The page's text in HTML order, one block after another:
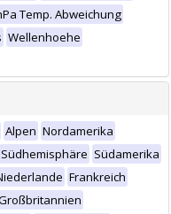
Temp. Abweichung
Wellenhoehe
Alpen Nordamerika
Südhemisphäre Südamerika
Frankreich